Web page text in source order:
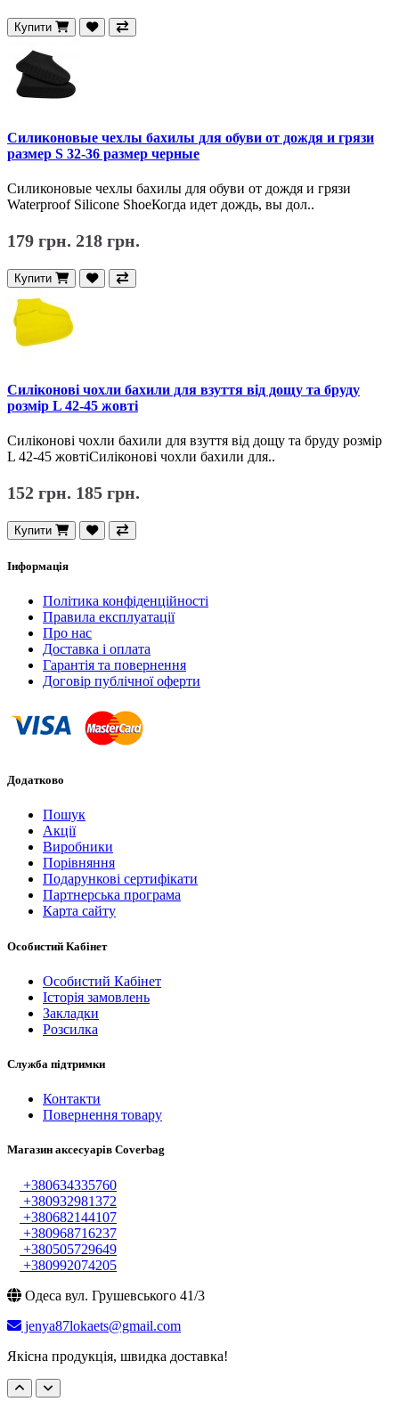
Купити
Силиконовые чехлы бахилы для обуви от дождя и грязи
размер S 32-36 размер черные
Силиконовые чехлы бахилы для обуви от дождя и грязи
Waterproof Silicone ShoeКогда идет дождь, вы дол..
179 грн. 218 грн.
Купити
Силіконові чохли бахили для взуття від дощу та бруду
розмір L 42-45 жовті
Силіконові чохли бахили для взуття від дощу та бруду розмір
L 42-45 жовтіСиліконові чохли бахили для..
152 грн. 185 грн.
Купити
Інформація
Політика конфіденційності
Правила експлуатації
Про нас
Доставка і оплата
Гарантія та повернення
Договір публічної оферти
Додатково
Пошук
Акції
Виробники
Порівняння
Подарункові сертифікати
Партнерська програма
Карта сайту
Особистий Кабінет
Особистий Кабінет
Історія замовлень
Закладки
Розсилка
Служба підтримки
Контакти
Повернення товару
Магазин аксесуарів Coverbag
+380634335760
+380932981372
+380682144107
+380968716237
+380505729649
+380992074205
Одеса вул. Грушевського 41/3
jenya87lokaets@gmail.com
Якісна продукція, швидка доставка!